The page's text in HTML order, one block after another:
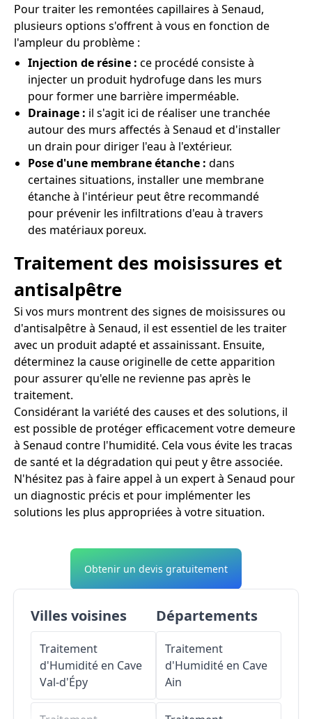
Pour traiter les remontées capillaires à Senaud,
plusieurs options s'offrent à vous en fonction de
l'ampleur du problème :
Injection de résine : ce procédé consiste à
injecter un produit hydrofuge dans les murs
pour former une barrière imperméable.
Drainage : il s'agit ici de réaliser une tranchée
autour des murs affectés à Senaud et d'installer
un drain pour diriger l'eau à l'extérieur.
Pose d'une membrane étanche : dans
certaines situations, installer une membrane
étanche à l'intérieur peut être recommandé
pour prévenir les infiltrations d'eau à travers
des matériaux poreux.
Traitement des moisissures et
antisalpêtre
Si vos murs montrent des signes de moisissures ou
d'antisalpêtre à Senaud, il est essentiel de les traiter
avec un produit adapté et assainissant. Ensuite,
déterminez la cause originelle de cette apparition
pour assurer qu'elle ne revienne pas après le
traitement.
Considérant la variété des causes et des solutions, il
est possible de protéger efficacement votre demeure
à Senaud contre l'humidité. Cela vous évite les tracas
de santé et la dégradation qui peut y être associée.
N'hésitez pas à faire appel à un expert à Senaud pour
un diagnostic précis et pour implémenter les
solutions les plus appropriées à votre situation.
Obtenir un devis gratuitement
Villes voisines
Traitement
d'Humidité en Cave
Val-d'Épy
Départements
Traitement
d'Humidité en Cave
Ain